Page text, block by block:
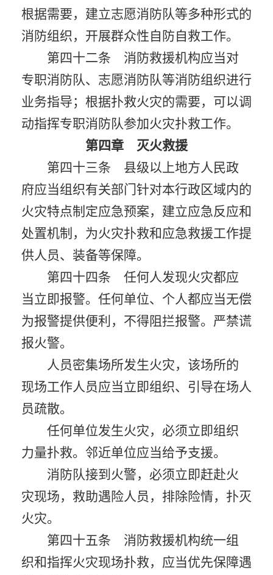
根据需要，建立志愿消防队等多种形式的
消防组织，开展群众性自防自救工作。
第四十二条 消防救援机构应当对
专职消防队、志愿消防队等消防组织进行
业务指导；根据扑救火灾的需要，可以调
动指挥专职消防队参加火灾扑救工作。
第四章 灭火救援
第四十三条 县级以上地方人民政
府应当组织有关部门针对本行政区域内的
火灾特点制定应急预案，建立应急反应和
处置机制，为火灾扑救和应急救援工作提
供人员、装备等保障。
第四十四条 任何人发现火灾都应
当立即报警。任何单位、个人都应当无偿
为报警提供便利，不得阻拦报警。严禁谎
报火警。
人员密集场所发生火灾，该场所的
现场工作人员应当立即组织、引导在场人
员疏散。
任何单位发生火灾，必须立即组织
力量扑救。邻近单位应当给予支援。
消防队接到火警，必须立即赶赴火
灾现场，救助遇险人员，排除险情，扑灭
火灾。
第四十五条 消防救援机构统一组
织和指挥火灾现场扑救，应当优先保障遇